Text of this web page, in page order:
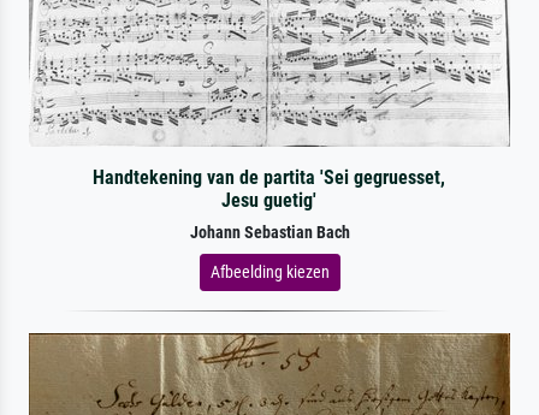
Handtekening van de partita 'Sei gegruesset,
Jesu guetig'
Johann Sebastian Bach
Afbeelding kiezen